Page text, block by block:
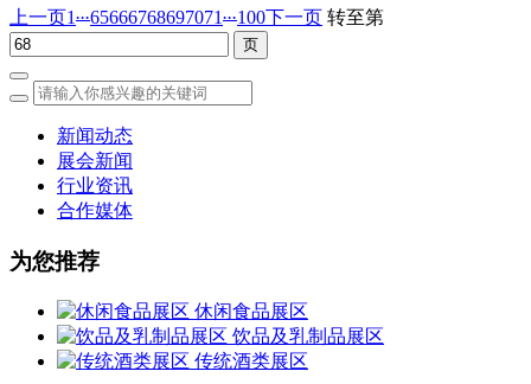
上一页1...65666768697071...100下一页 转至第
新闻动态
展会新闻
行业资讯
合作媒体
为您推荐
休闲食品展区
饮品及乳制品展区
传统酒类展区